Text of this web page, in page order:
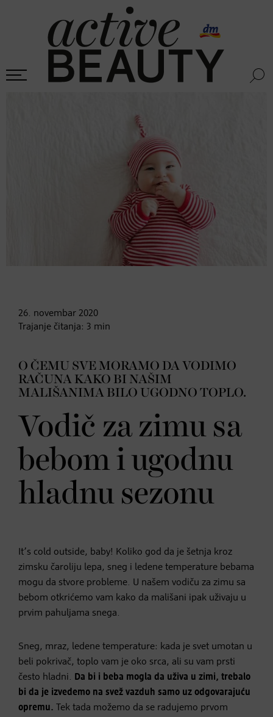
26. novembar 2020
Trajanje čitanja: 3 min
O ČEMU SVE MORAMO DA VODIMO
RAČUNA KAKO BI NAŠIM
MALIŠANIMA BILO UGODNO TOPLO.
Vodič za zimu sa
bebom i ugodnu
hladnu sezonu
It’s cold outside, baby! Koliko god da je šetnja kroz
zimsku čaroliju lepa, sneg i ledene temperature bebama
mogu da stvore probleme. U našem vodiču za zimu sa
bebom otkrićemo vam kako da mališani ipak uživaju u
prvim pahuljama snega.
Sneg, mraz, ledene temperature: kada je svet umotan u
beli pokrivač, toplo vam je oko srca, ali su vam prsti
često hladni. Da bi i beba mogla da uživa u zimi, trebalo
bi da je izvedemo na svež vazduh samo uz odgovarajuću
opremu. Tek tada možemo da se radujemo prvom